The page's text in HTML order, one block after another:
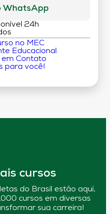
WhatsApp
24h
no MEC
Educacional
em Contato
para você!
cursos
do Brasil estão aqui,
cursos em diversas
sua carreira!